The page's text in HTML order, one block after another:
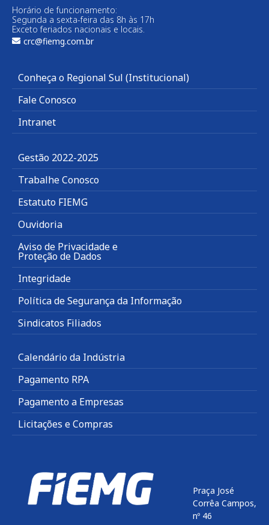
Horário de funcionamento:
Segunda a sexta-feira das 8h às 17h
Exceto feriados nacionais e locais.
crc@fiemg.com.br
Conheça o Regional Sul (Institucional)
Fale Conosco
Intranet
Gestão 2022-2025
Trabalhe Conosco
Estatuto FIEMG
Ouvidoria
Aviso de Privacidade e
Proteção de Dados
Integridade
Política de Segurança da Informação
Sindicatos Filiados
Calendário da Indústria
Pagamento RPA
Pagamento a Empresas
Licitações e Compras
Praça José
Corrêa Campos,
nº 46